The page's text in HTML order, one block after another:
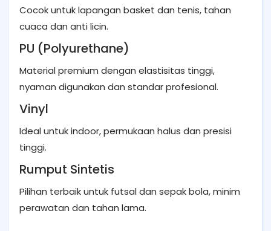
Cocok untuk lapangan basket dan tenis, tahan
cuaca dan anti licin.
PU (Polyurethane)
Material premium dengan elastisitas tinggi,
nyaman digunakan dan standar profesional.
Vinyl
Ideal untuk indoor, permukaan halus dan presisi
tinggi.
Rumput Sintetis
Pilihan terbaik untuk futsal dan sepak bola, minim
perawatan dan tahan lama.